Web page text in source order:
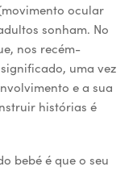
ocular
sonham. No
nos recém-
uma vez
e a sua
histórias é
bebé é que o seu